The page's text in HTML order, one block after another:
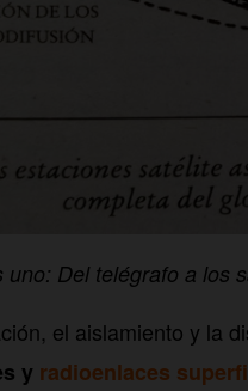
uno: Del telégrafo a los
el aislamiento y la
y radioenlaces